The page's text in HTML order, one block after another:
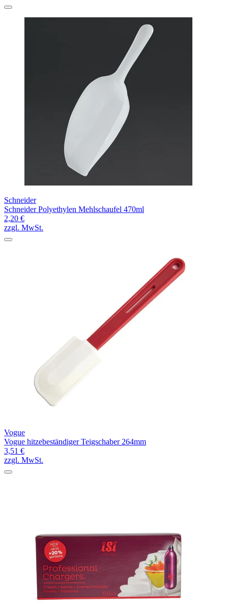
Schneider
Schneider Polyethylen Mehlschaufel 470ml
2,20 €
zzgl. MwSt.
Vogue
Vogue hitzebeständiger Teigschaber 264mm
3,51 €
zzgl. MwSt.